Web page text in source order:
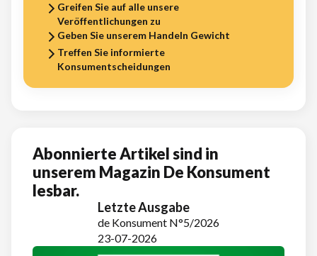
Greifen Sie auf alle unsere
Veröffentlichungen zu
Geben Sie unserem Handeln Gewicht
Treffen Sie informierte
Konsumentscheidungen
Abonnierte Artikel sind in
unserem Magazin De Konsument
lesbar.
Letzte Ausgabe
de Konsument N°5/2026
23-07-2026